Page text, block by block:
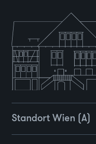
Standort Wien (A)